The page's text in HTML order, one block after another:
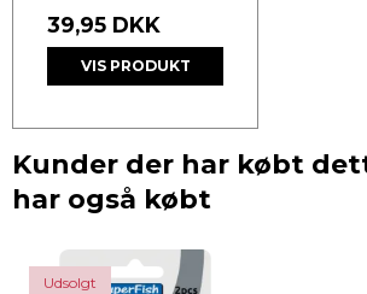
39,95 DKK
VIS PRODUKT
Kunder der har købt
har også købt
Udsolgt